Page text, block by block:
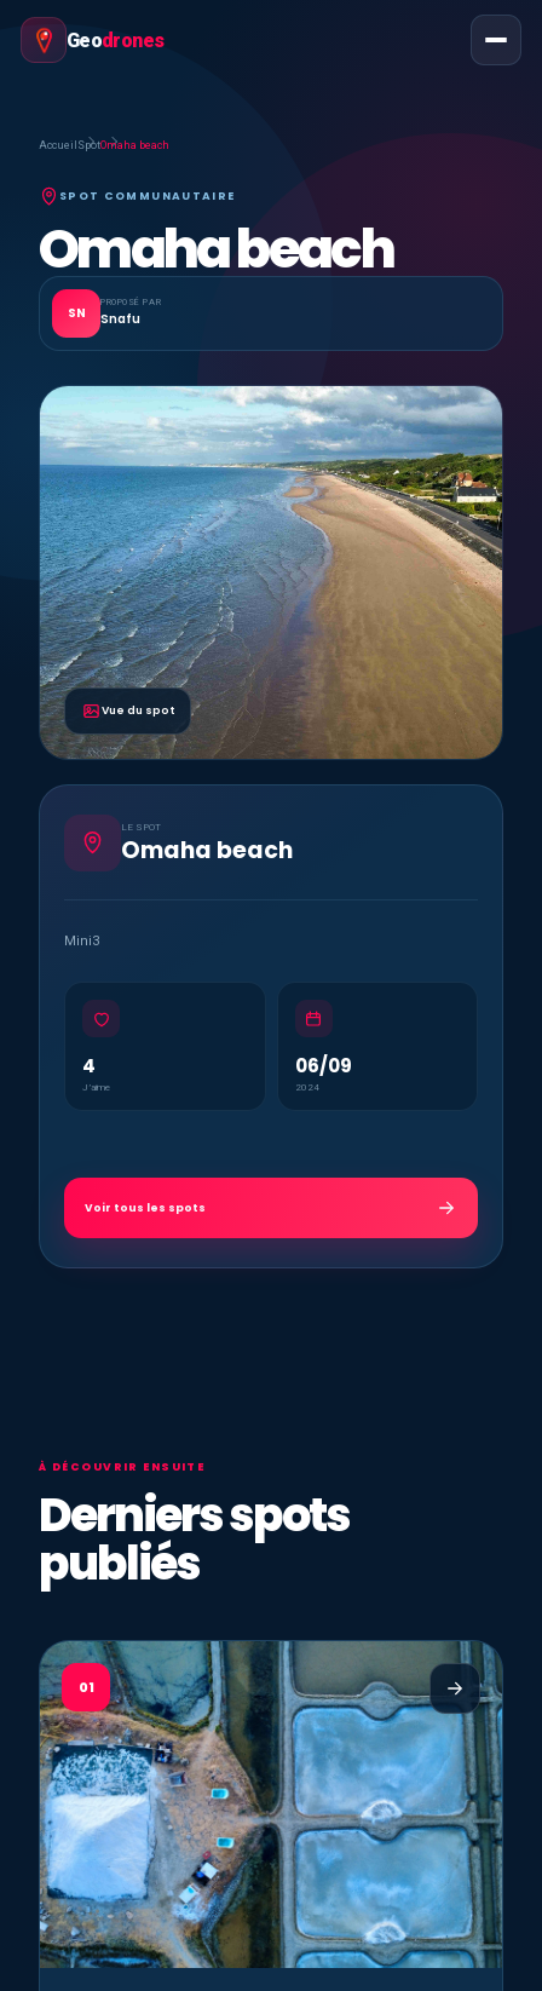
Geodrones
Accueil SpotOmaha beach
SPOT COMMUNAUTAIRE
Omaha beach
SN
PROPOSÉ PAR
Snafu
Vue du spot
LE SPOT
Omaha beach
Mini3
4
J’aime
06/09
2024
Voir tous les spots
À DÉCOUVRIR ENSUITE
Derniers spots
publiés
01